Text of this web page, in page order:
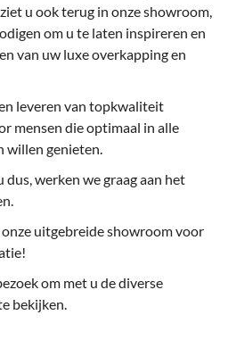
u ook terug in onze showroom,
om u te laten inspireren en
van uw luxe overkapping en
leveren van topkwaliteit
mensen die optimaal in alle
genieten.
dus, werken we graag aan het
onze uitgebreide showroom voor
om met u de diverse
bekijken.